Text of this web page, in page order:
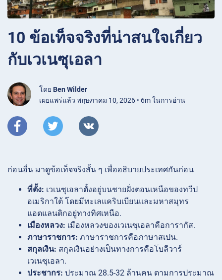
10 ข้อเท็จจริงที่น่าสนใจเกี่ยว
กับเวเนซุเอลา
โดย Ben Wilder
เผยแพร่แล้ว พฤษภาคม 10, 2026 • 6m ในการอ่าน
ก่อนอื่น มาดูข้อเท็จจริงสั้น ๆ เพื่ออธิบายประเทศกันก่อน
ที่ตั้ง: เวเนซุเอลาตั้งอยู่บนชายฝั่งตอนเหนือของทวีป
อเมริกาใต้ โดยมีทะเลแคริบเบียนและมหาสมุทร
แอตแลนติกอยู่ทางทิศเหนือ.
เมืองหลวง: เมืองหลวงของเวเนซุเอลาคือการากัส.
ภาษาราชการ: ภาษาราชการคือภาษาสเปน.
สกุลเงิน: สกุลเงินอย่างเป็นทางการคือโบลีวาร์
เวเนซุเอลา.
ประชากร: ประมาณ 28.5-32 ล้านคน ตามการประมาณ